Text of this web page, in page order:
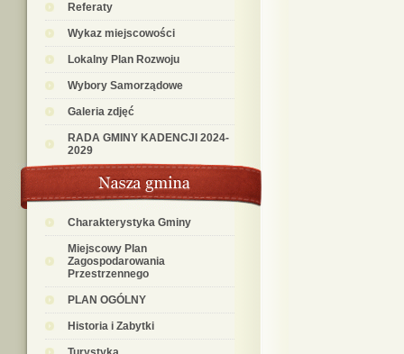
Referaty
Wykaz miejscowości
Lokalny Plan Rozwoju
Wybory Samorządowe
Galeria zdjęć
RADA GMINY KADENCJI 2024-
2029
Charakterystyka Gminy
Miejscowy Plan
Zagospodarowania
Przestrzennego
PLAN OGÓLNY
Historia i Zabytki